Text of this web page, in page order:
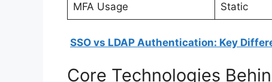
MFA Usage Static
SSO vs LDAP Authentication: Key
Core Technologies